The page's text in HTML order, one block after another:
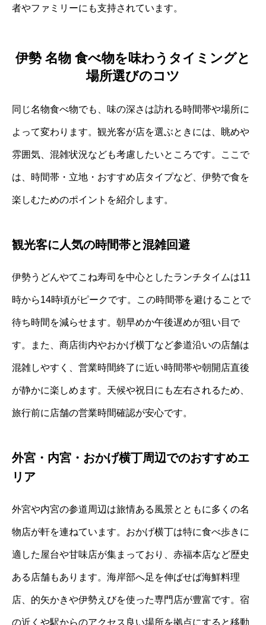
者やファミリーにも支持されています。
伊勢 名物 食べ物を味わうタイミングと
場所選びのコツ
同じ名物食べ物でも、味の深さは訪れる時間帯や場所に
よって変わります。観光客が店を選ぶときには、眺めや
雰囲気、混雑状況なども考慮したいところです。ここで
は、時間帯・立地・おすすめ店タイプなど、伊勢で食を
楽しむためのポイントを紹介します。
観光客に人気の時間帯と混雑回避
伊勢うどんやてこね寿司を中心としたランチタイムは11
時から14時頃がピークです。この時間帯を避けることで
待ち時間を減らせます。朝早めか午後遅めが狙い目で
す。また、商店街内やおかげ横丁など参道沿いの店舗は
混雑しやすく、営業時間終了に近い時間帯や朝開店直後
が静かに楽しめます。天候や祝日にも左右されるため、
旅行前に店舗の営業時間確認が安心です。
外宮・内宮・おかげ横丁周辺でのおすすめエ
リア
外宮や内宮の参道周辺は旅情ある風景とともに多くの名
物店が軒を連ねています。おかげ横丁は特に食べ歩きに
適した屋台や甘味店が集まっており、赤福本店など歴史
ある店舗もあります。海岸部へ足を伸ばせば海鮮料理
店、的矢かきや伊勢えびを使った専門店が豊富です。宿
の近くや駅からのアクセス良い場所を拠点にすると移動